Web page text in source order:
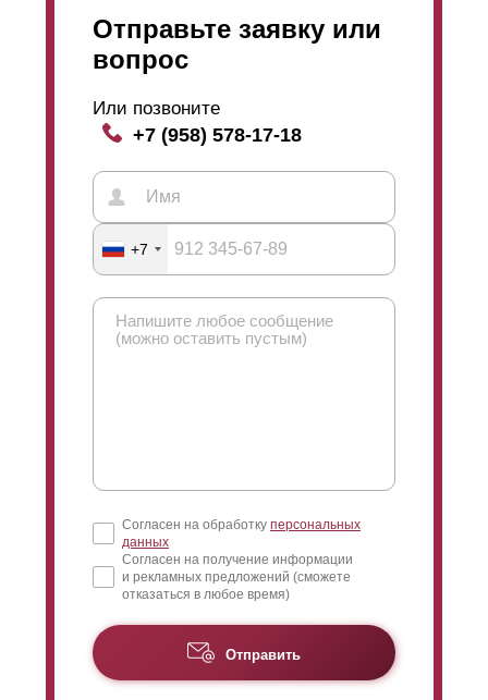
Отправьте заявку или
вопрос
Или позвоните
+7 (958) 578-17-18
+7
Согласен на обработку персональных
данных
Согласен на получение информации
и рекламных предложений (сможете
отказаться в любое время)
Отправить